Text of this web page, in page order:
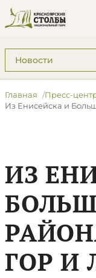
Подразделы:
Главная Пресс-
Из Енисейска и
ИЗ
ГОР И